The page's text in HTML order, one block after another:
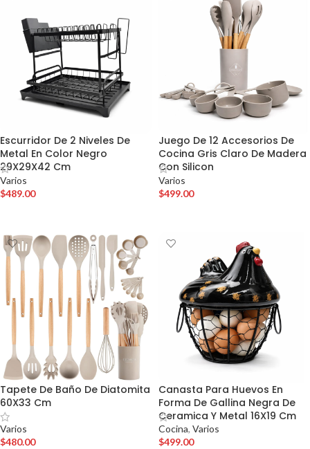
Escurridor De 2 Niveles De
Metal En Color Negro
29X29X42 Cm
Varios
$489.00
Juego De 12 Accesorios De
Cocina Gris Claro De Madera
Con Silicon
Varios
$499.00
Tapete De Baño De Diatomita
60X33 Cm
Varios
$480.00
Canasta Para Huevos En
Forma De Gallina Negra De
Ceramica Y Metal 16X19 Cm
Cocina, Varios
$499.00